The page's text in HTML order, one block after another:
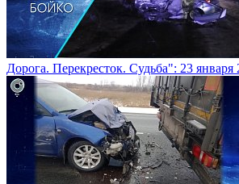
Дорога. Перекресток. Судьба": 23 января